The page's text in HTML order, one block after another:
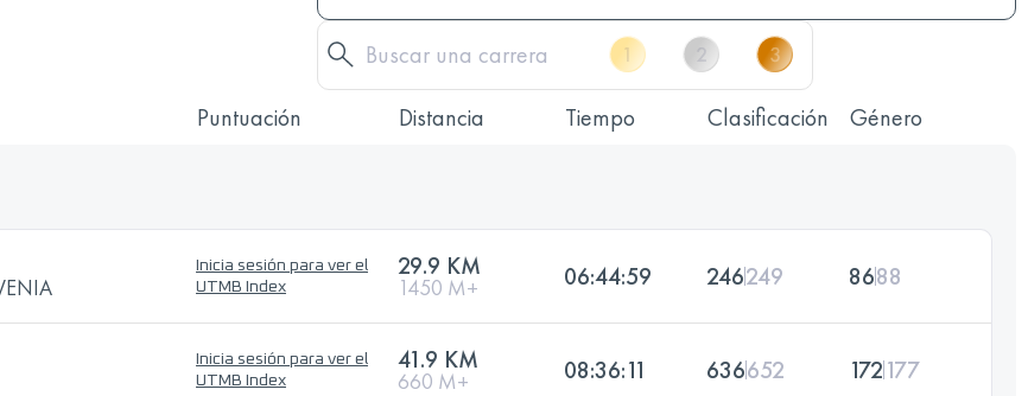
Puntuación Distancia Tiempo Clasificación Género
Inicia sesión para ver el
UTMB Index
29.9 KM
1450 M+ 06:44:59 246249 8688
Inicia sesión para ver el
UTMB Index
41.9 KM
660 M+ 08:36:11 636652 172177